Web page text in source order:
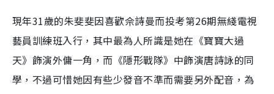
現年31歲的朱斐斐因喜歡佘詩曼而投考第26期無綫電視
藝員訓練班入行，其中最為人所識是她在《寶寶大過
天》飾演外傭一角，而《隱形戰隊》中飾演唐詩詠的同
學，不過可惜她因有些少發音不準而需要另外配音，為